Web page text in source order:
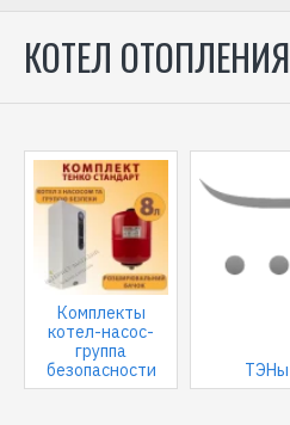
КОТЕЛ ОТОПЛЕНИЯ
Комплекты
котел-насос-
группа
безопасности
ТЭНы